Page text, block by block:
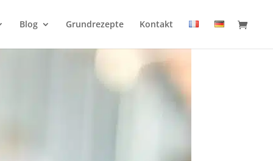
Blog Grundrezepte Kontakt